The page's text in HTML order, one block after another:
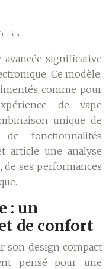
significative
Ce modèle,
comme pour
de vape
unique de
de fonctionnalités
article une analyse
de ses performances
: un
de confort
son design compact
pensé pour une